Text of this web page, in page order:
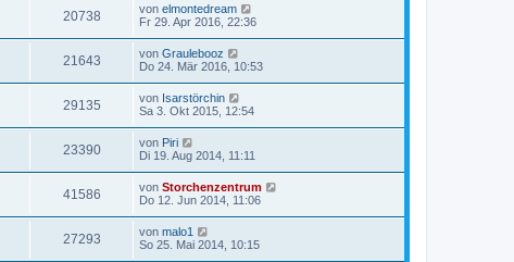
20738 von elmontedream
Fr 29. Apr 2016, 22:36
21643 von Graulebooz
Do 24. Mär 2016, 10:53
29135 von Isarstörchin
Sa 3. Okt 2015, 12:54
23390 von Piri
Di 19. Aug 2014, 11:11
41586 von Storchenzentrum
Do 12. Jun 2014, 11:06
27293 von malo1
So 25. Mai 2014, 10:15